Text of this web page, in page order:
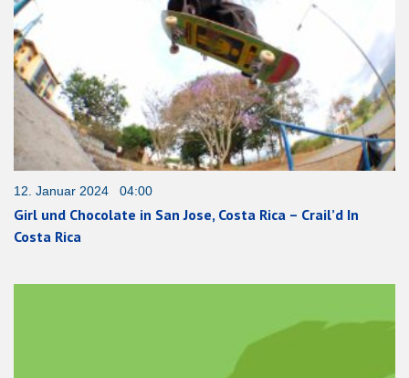
12. Januar 2024 04:00
Girl und Chocolate in San Jose, Costa Rica – Crail’d In
Costa Rica